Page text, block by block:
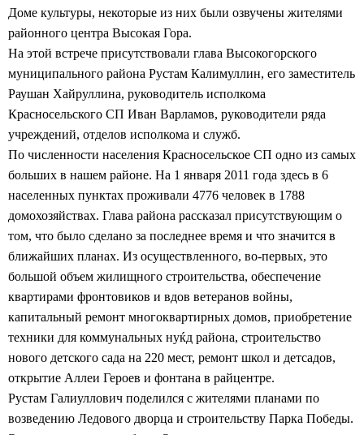
Доме культуры, некоторые из них были озвучены жителями
районного центра Высокая Гора.
На этой встрече присутствовали глава Высокогорского
муниципального района Рустам Калимуллин, его заместитель
Раушан Хайруллина, руководитель исполкома
Красносельского СП Иван Варламов, руководители ряда
учреждений, отделов исполкома и служб.
По численности населения Красносельское СП одно из самых
больших в нашем районе. На 1 января 2011 года здесь в 6
населенных пунктах проживали 4776 человек в 1788
домохозяйствах. Глава района рассказал присутствующим о
том, что было сделано за последнее время и что значится в
ближайших планах. Из осуществленного, во-первых, это
большой объем жилищного строительства, обеспечение
квартирами фронтовиков и вдов ветеранов войны,
капитальный ремонт многоквартирных домов, приобретение
техники для коммунальных нуќд района, строительство
нового детского сада на 220 мест, ремонт школ и детсадов,
открытие Аллеи Героев и фонтана в райцентре.
Рустам Галиуллович поделился с жителями планами по
возведению Ледового дворца и строительству Парка Победы.